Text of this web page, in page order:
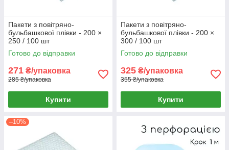
Пакети з повітряно-
бульбашкової плівки - 200 ×
250 / 100 шт
Готово до відправки
271 ₴/упаковка
285 ₴/упаковка
Купити
Пакети з повітряно-
бульбашкової плівки - 200 ×
300 / 100 шт
Готово до відправки
325 ₴/упаковка
355 ₴/упаковка
Купити
–10%